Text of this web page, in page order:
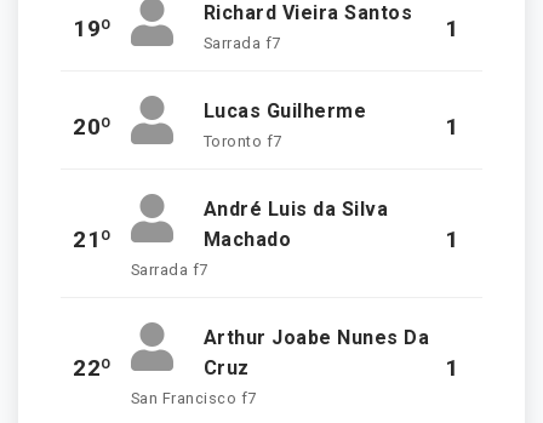
19º
Richard Vieira Santos
Sarrada f7
1
20º
Lucas Guilherme
Toronto f7
1
21º
André Luis da Silva
Machado
Sarrada f7
1
22º
Arthur Joabe Nunes Da
Cruz
San Francisco f7
1